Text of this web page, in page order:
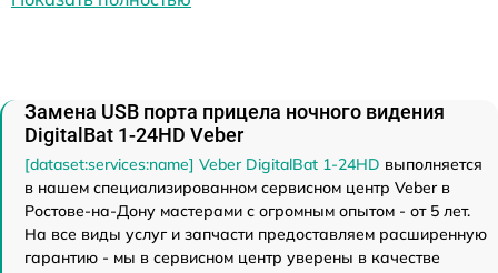
Замена USB порта прицела ночного видения
DigitalBat 1-24HD Veber
[dataset:services:name] Veber DigitalBat 1-24HD выполняется
в нашем специализированном сервисном центр Veber в
Ростове-на-Дону мастерами с огромным опытом - от 5 лет.
На все виды услуг и запчасти предоставляем расширенную
гарантию - мы в сервисном центр уверены в качестве